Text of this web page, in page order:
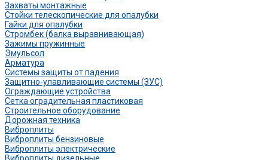
Захваты монтажные
Стойки телескопические для опалубки
Гайки для опалубки
Стромбек (балка выравнивающая)
Зажимы пружинные
Эмульсол
Арматура
Системы защиты от падения
Защитно-улавливающие системы (ЗУС)
Ограждающие устройства
Сетка оградительная пластиковая
Строительное оборудование
Дорожная техника
Виброплиты
Виброплиты бензиновые
Виброплиты электрические
Виброплиты дизельные